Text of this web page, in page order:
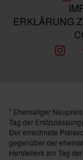
ERKLÄRUNG
1 Ehemaliger
Tag der Erstzulassung).
Der errechnete
gegenüber der
Herstellers am Tag